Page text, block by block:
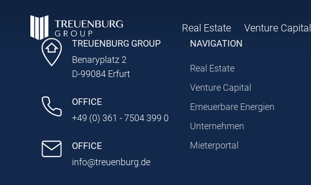
Real Estate Venture Capital
TREUENBURG GROUP
Benaryplatz 2
D-99084 Erfurt
OFFICE
+49 (0) 361 - 7504 399 0
OFFICE
info@treuenburg.de
NAVIGATION
Real Estate
Venture Capital
Erneuerbare Energien
Unternehmen
Mieterportal